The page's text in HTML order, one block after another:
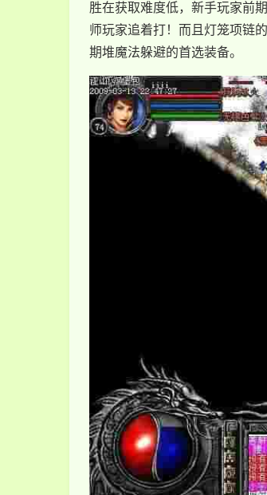
胜在获取难度低，新手玩家前
师玩家追着打！而且灯笼项链
期堆魔法躲避的首选装备。